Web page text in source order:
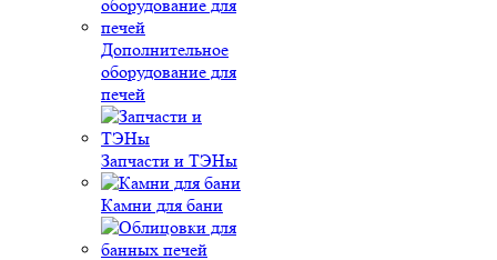
Дополнительное
оборудование для
печей
Запчасти и ТЭНы
Камни для бани